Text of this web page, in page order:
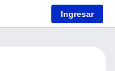
Ingresar